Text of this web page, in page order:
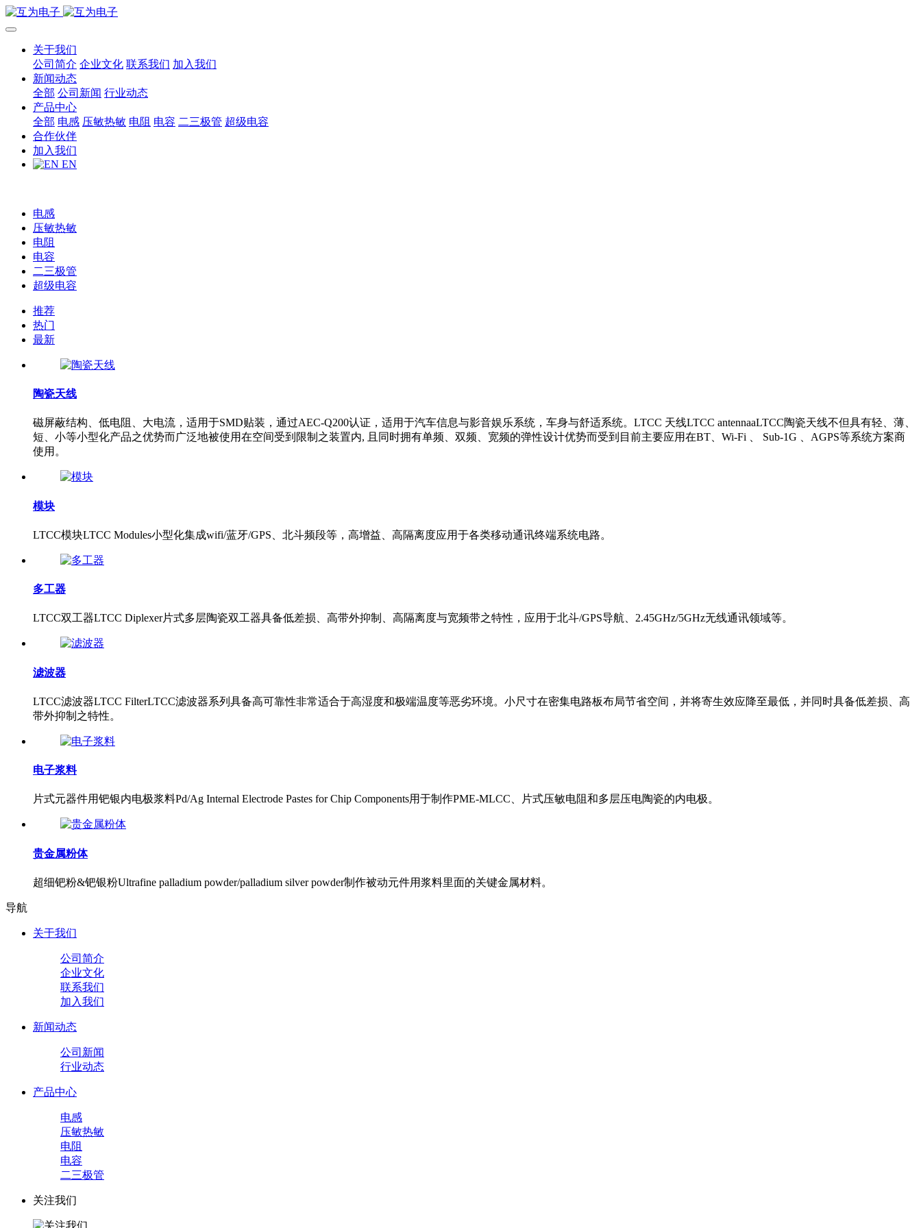
关于我们
公司简介 企业文化 联系我们 加入我们
新闻动态
全部 公司新闻 行业动态
产品中心
全部 电感 压敏热敏 电阻 电容 二三极管 超级电容
合作伙伴
加入我们
EN
电感
压敏热敏
电阻
电容
二三极管
超级电容
推荐
热门
最新
陶瓷天线
磁屏蔽结构、低电阻、大电流，适用于SMD贴装，通过AEC-Q200认证，适用于汽车信息与影音娱乐系统，车身与舒适系统。LTCC 天线LTCC antennaaLTCC陶瓷天线不但具有轻、薄、
短、小等小型化产品之优势而广泛地被使用在空间受到限制之装置内, 且同时拥有单频、双频、宽频的弹性设计优势而受到目前主要应用在BT、Wi-Fi 、 Sub-1G 、AGPS等系统方案商
使用。
模块
LTCC模块LTCC Modules小型化集成wifi/蓝牙/GPS、北斗频段等，高增益、高隔离度应用于各类移动通讯终端系统电路。
多工器
LTCC双工器LTCC Diplexer片式多层陶瓷双工器具备低差损、高带外抑制、高隔离度与宽频带之特性，应用于北斗/GPS导航、2.45GHz/5GHz无线通讯领域等。
滤波器
LTCC滤波器LTCC FilterLTCC滤波器系列具备高可靠性非常适合于高湿度和极端温度等恶劣环境。小尺寸在密集电路板布局节省空间，并将寄生效应降至最低，并同时具备低差损、高
带外抑制之特性。
电子浆料
片式元器件用钯银内电极浆料Pd/Ag Internal Electrode Pastes for Chip Components用于制作PME-MLCC、片式压敏电阻和多层压电陶瓷的内电极。
贵金属粉体
超细钯粉&钯银粉Ultrafine palladium powder/palladium silver powder制作被动元件用浆料里面的关键金属材料。
导航
关于我们
公司简介
企业文化
联系我们
加入我们
新闻动态
公司新闻
行业动态
产品中心
电感
压敏热敏
电阻
电容
二三极管
关注我们